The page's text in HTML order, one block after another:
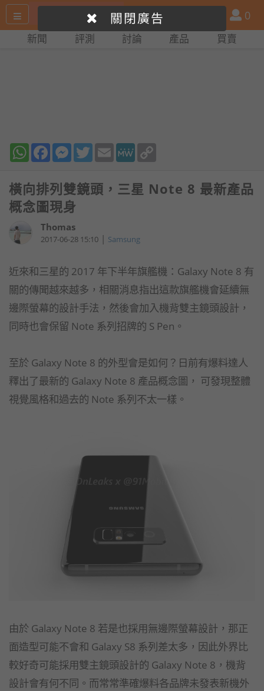
尋
產
品
比
會
員
0
新聞 評測 討論 產品 買賣
WhatsAppFacebookMessenger
TwitterEmail MeWe
橫向排列雙鏡頭，三星 Note 8 最新產品
概念圖現身
Thomas
2017-06-28 15:10 | Samsung
近來和三星的 2017 年下半年旗艦機：Galaxy Note 8 有
關的傳聞越來越多，相關消息指出這款旗艦機會延續無
邊際螢幕的設計手法，然後會加入機背雙主鏡頭設計，
同時也會保留 Note 系列招牌的 S Pen。
至於 Galaxy Note 8 的外型會是如何？日前有爆料達人
釋出了最新的 Galaxy Note 8 產品概念圖， 可發現整體
視覺風格和過去的 Note 系列不太一樣。
由於 Galaxy Note 8 若是也採用無邊際螢幕設計，那正
面造型可能不會和 Galaxy S8 系列差太多，因此外界比
較好奇可能採用雙主鏡頭設計的 Galaxy Note 8，機背
設計會有何不同。而常常準確爆料各品牌未發表新機外
關閉廣告